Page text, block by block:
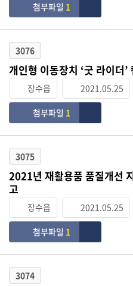
첨부파일 1
3076
개인형 이동장치 ‘굿 라이더
장수읍 2021.05.25
첨부파일 1
3075
2021년 재활용품 품질개선
고
장수읍 2021.05.25
첨부파일 1
3074